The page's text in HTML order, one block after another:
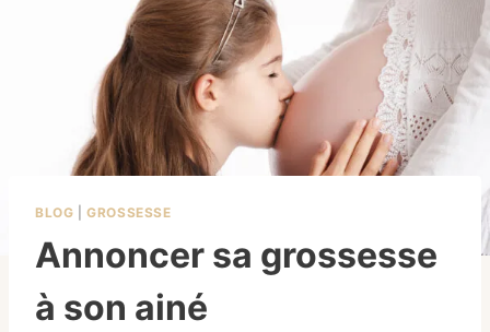
BLOG |GROSSESSE
Annoncer sa grossesse
à son ainé